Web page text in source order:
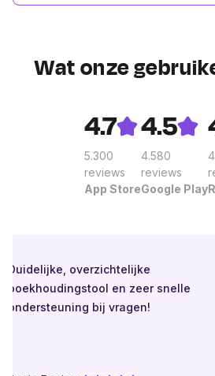
Wat onze
4.7
5.300
reviews
App Store
4.5
4.580
reviews
Google Play
overzichtelijke
en zeer snelle
bij vragen!